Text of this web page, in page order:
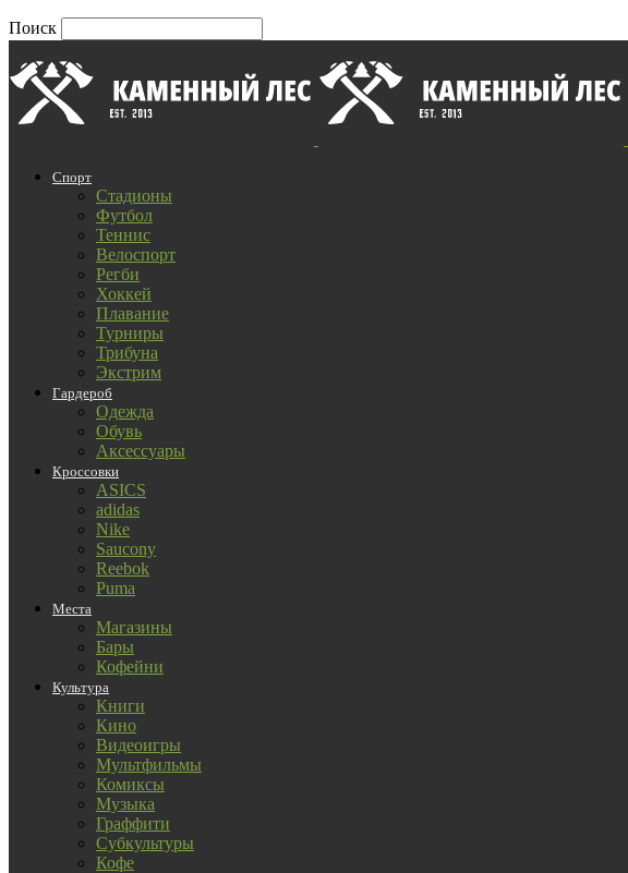
Поиск
Спорт
Стадионы
Футбол
Теннис
Велоспорт
Регби
Хоккей
Плавание
Турниры
Трибуна
Экстрим
Гардероб
Одежда
Обувь
Аксессуары
Кроссовки
ASICS
adidas
Nike
Saucony
Reebok
Puma
Места
Магазины
Бары
Кофейни
Культура
Книги
Кино
Видеоигры
Мультфильмы
Комиксы
Музыка
Граффити
Субкультуры
Кофе